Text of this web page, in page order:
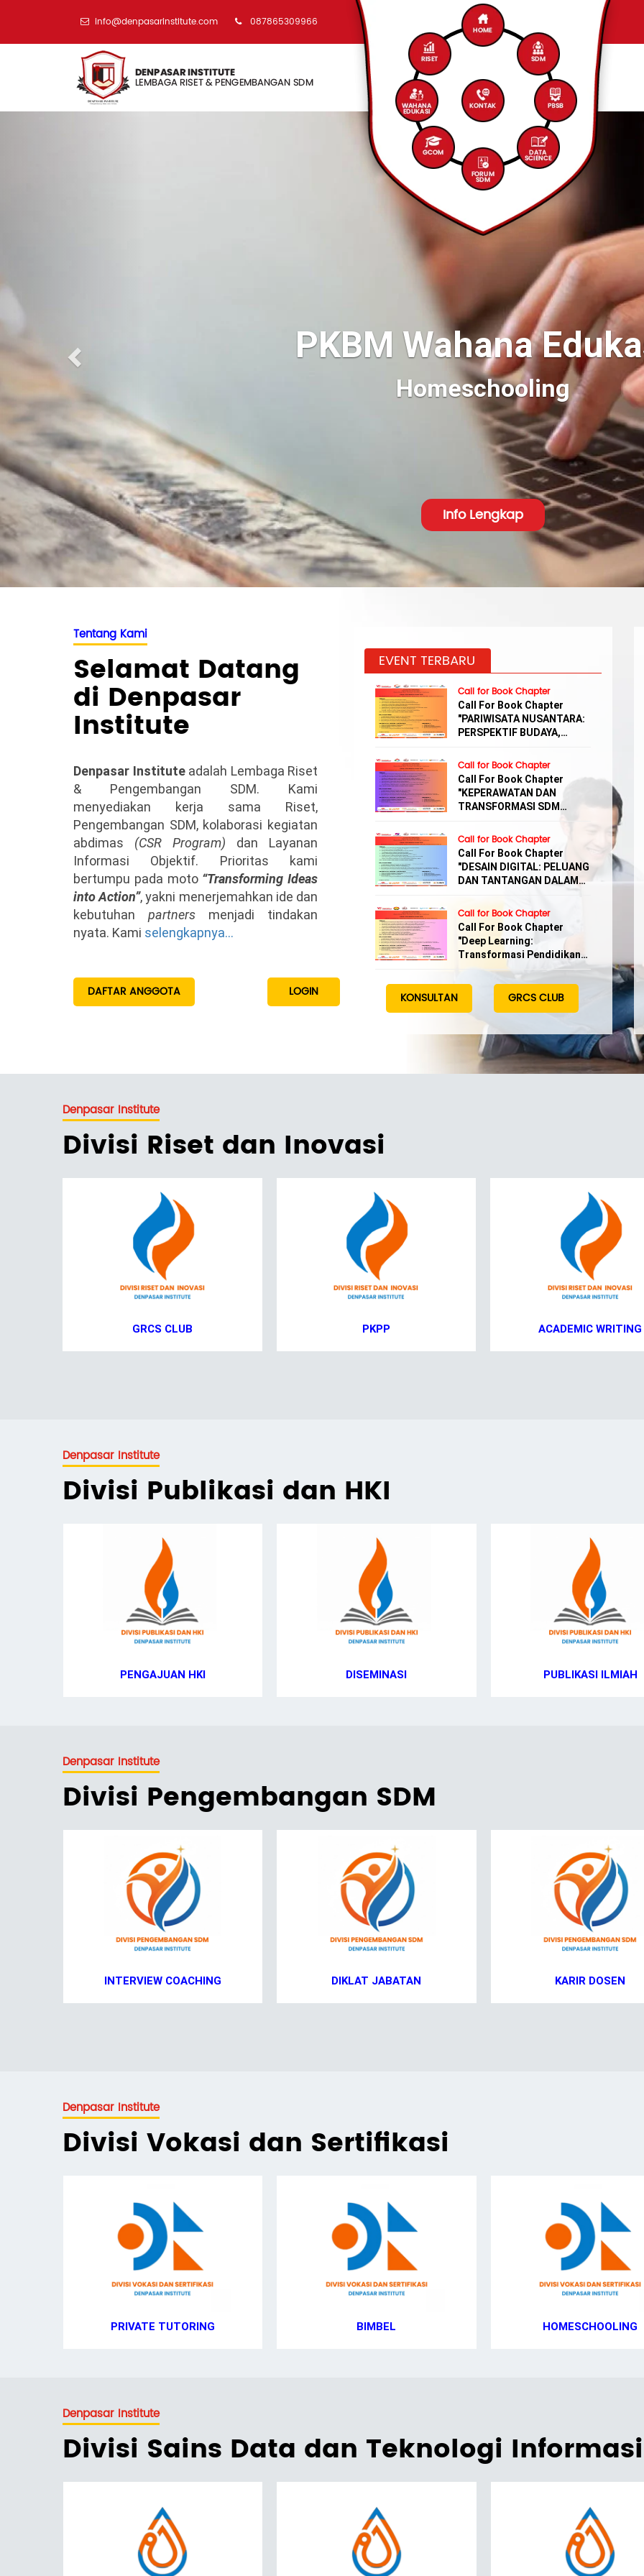
info@denpasarinstitute.com 087865309966
PKBM Wahana
Online School
Info Lengkap
Tentang Kami
Selamat Datang
di Denpasar
Institute
Denpasar Instituteadalah Lembaga Riset
& Pengembangan SDM. Kami
menyediakan kerja sama Riset,
Pengembangan SDM, kolaborasi kegiatan
abdimas (CSR Program) dan Layanan
Informasi Objektif. Prioritas kami
bertumpu pada moto “Transforming Ideas
into Action”, yakni menerjemahkan ide dan
kebutuhan partners menjadi tindakan
nyata. Kami selengkapnya...
DAFTAR ANGGOTA LOGIN
EVENT TERBARU
Call for Book Chapter
Call For Book Chapter
"PARIWISATA NUSANTARA:
PERSPEKTIF BUDAYA,
Call for Book Chapter
Call For Book Chapter
"KEPERAWATAN DAN
TRANSFORMASI SDM
Call for Book Chapter
Call For Book Chapter
"DESAIN DIGITAL: PELUANG
DAN TANTANGAN DALAM
Call for Book Chapter
Call For Book Chapter
"Deep Learning:
Transformasi Pendidikan
di Era Digital"
KONSULTAN GRCS CLUB
Denpasar Institute
Divisi Riset dan Inovasi
GRCS CLUB PKPP ACADEMIC WRITING
Denpasar Institute
Divisi Publikasi dan HKI
PENGAJUAN HKI DISEMINASI PUBLIKASI ILMIAH
Denpasar Institute
Divisi Pengembangan SDM
INTERVIEW COACHING DIKLAT JABATAN KARIR DOSEN
Denpasar Institute
Divisi Vokasi dan Sertifikasi
PRIVATE TUTORING BIMBEL HOMESCHOOLING
Denpasar Institute
Divisi Sains Data dan Teknologi Informasi